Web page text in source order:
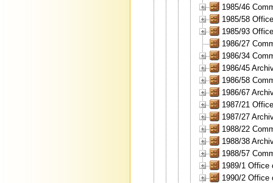
1985/46
1985/58
1985/93
1986/27
1986/34
1986/45
1986/58
1986/67
1987/21
1987/27
1988/22
1988/38
1988/57
1989/1 Office
1990/2 Office